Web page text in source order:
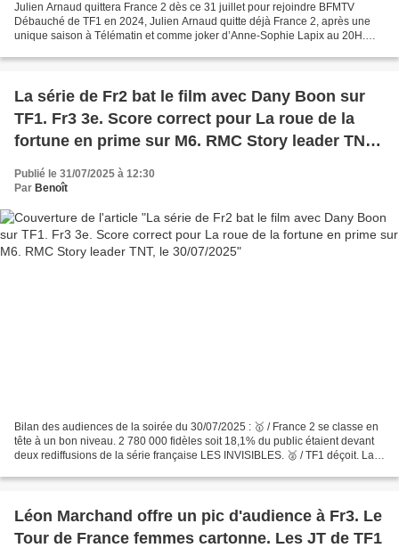
Julien Arnaud quittera France 2 dès ce 31 juillet pour rejoindre BFMTV
Débauché de TF1 en 2024, Julien Arnaud quitte déjà France 2, après une
unique saison à Télématin et comme joker d’Anne-Sophie Lapix au 20H.
La série de Fr2 bat le film avec Dany Boon sur
TF1. Fr3 3e. Score correct pour La roue de la
fortune en prime sur M6. RMC Story leader TNT,
le 30/07/2025
Publié le 31/07/2025 à 12:30
Par Benoît
Bilan des audiences de la soirée du 30/07/2025 : 🥇 / France 2 se classe en
tête à un bon niveau. 2 780 000 fidèles soit 18,1% du public étaient devant
deux rediffusions de la série française LES INVISIBLES. 🥈 / TF1 déçoit. La
Léon Marchand offre un pic d'audience à Fr3. Le
Tour de France femmes cartonne. Les JT de TF1